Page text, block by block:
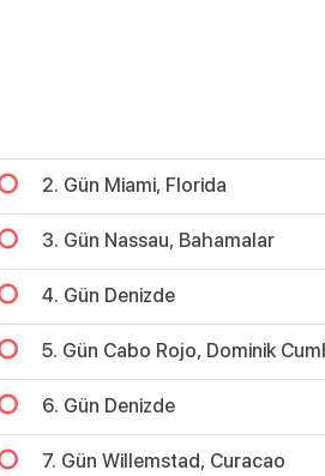
2. Gün Miami, Florida
3. Gün Nassau, Bahamalar
4. Gün Denizde
5. Gün Cabo Rojo, Dominik
6. Gün Denizde
7. Gün Willemstad, Curacao